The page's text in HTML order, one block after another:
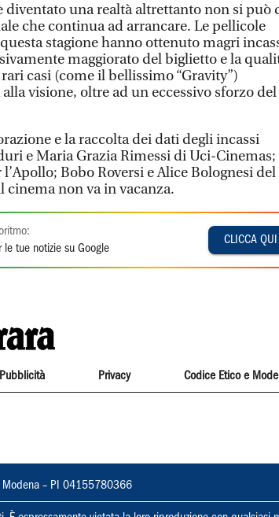
diventato una realtà altrettanto non si può
che continua ad arrancare. Le pellicole
stagione hanno ottenuto magri
maggiorato del biglietto e la
casi (come il bellissimo “Gravity”)
visione, oltre ad un eccessivo sforzo del
e la raccolta dei dati degli incassi
e Maria Grazia Rimessi di Uci-
Bobo Roversi e Alice Bolognesi del
non va in vacanza.
le tue notizie su Google
CLICCA QUI
Pubblicità Privacy Codice Etico e
Modena – PI 04155780366